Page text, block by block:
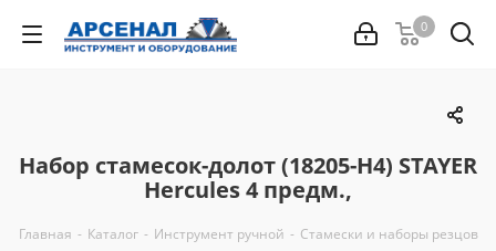
0
Набор стамесок-долот (18205-H4) STAYER
Hercules 4 предм.,
Главная - Каталог - Инструмент ручной - Стамески и наборы резцов